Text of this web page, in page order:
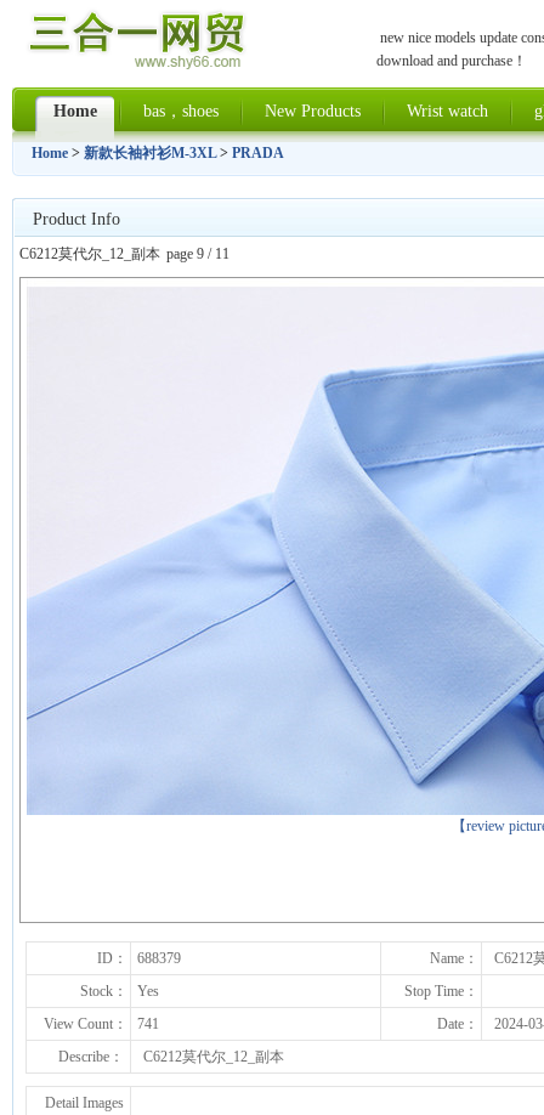
new nice models update
download and purchase！
Home bas，shoes New Products Wrist watch
Home > 新款长袖衬衫M-3XL> PRADA
Product Info
C6212莫代尔_12_副本 page 9 / 11
【review
下一张
ID： 688379 Name：
C6212
Stock：
Yes
Stop Time：
View Count：
741 Date：
2024-
Describe：
C6212莫代尔_12_副本
Detail Images